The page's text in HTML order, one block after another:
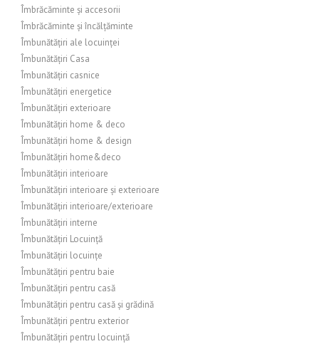
Îmbrăcăminte și accesorii
Îmbrăcăminte și încălțăminte
Îmbunătățiri ale locuinței
Îmbunătățiri Casa
Îmbunătățiri casnice
Îmbunătățiri energetice
Îmbunătățiri exterioare
Îmbunătățiri home & deco
Îmbunătățiri home & design
Îmbunătățiri home&deco
Îmbunătățiri interioare
Îmbunătățiri interioare și exterioare
Îmbunătățiri interioare/exterioare
Îmbunătățiri interne
Îmbunătățiri Locuință
Îmbunătățiri locuințe
Îmbunătățiri pentru baie
Îmbunătățiri pentru casă
Îmbunătățiri pentru casă și grădină
Îmbunătățiri pentru exterior
Îmbunătățiri pentru locuință